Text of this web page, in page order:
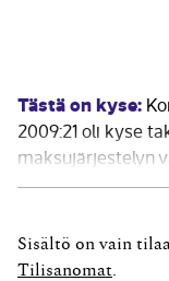
Tästä on kyse:
2009:21 oli kyse
maksujärjestelyn
velkojien
tässä
mielenkiintoinen.
asetettu
Sisältö on vain
Tilisanomat